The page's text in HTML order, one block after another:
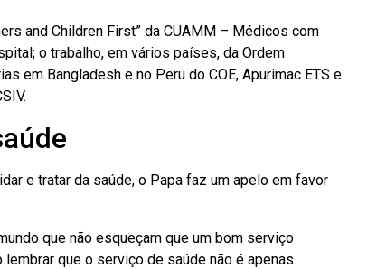
and Children First” da CUAMM – Médicos com
o trabalho, em vários países, da Ordem
em Bangladesh e no Peru do COE, Apurimac ETS e
e tratar da saúde, o Papa faz um apelo em favor
que não esqueçam que um bom serviço
que o serviço de saúde não é apenas